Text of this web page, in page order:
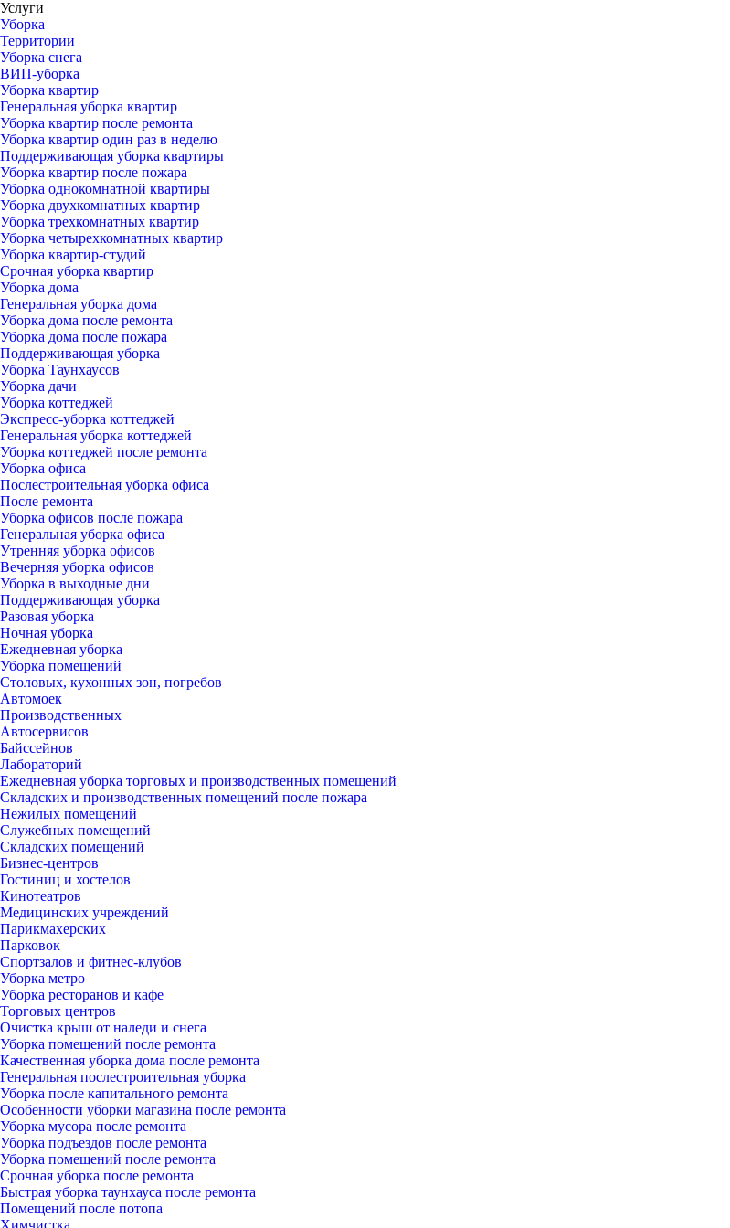
Услуги
Уборка
Территории
Уборка снега
ВИП-уборка
Уборка квартир
Генеральная уборка квартир
Уборка квартир после ремонта
Уборка квартир один раз в неделю
Поддерживающая уборка квартиры
Уборка квартир после пожара
Уборка однокомнатной квартиры
Уборка двухкомнатных квартир
Уборка трехкомнатных квартир
Уборка четырехкомнатных квартир
Уборка квартир-студий
Срочная уборка квартир
Уборка дома
Генеральная уборка дома
Уборка дома после ремонта
Уборка дома после пожара
Поддерживающая уборка
Уборка Таунхаусов
Уборка дачи
Уборка коттеджей
Экспресс-уборка коттеджей
Генеральная уборка коттеджей
Уборка коттеджей после ремонта
Уборка офиса
Послестроительная уборка офиса
После ремонта
Уборка офисов после пожара
Генеральная уборка офиса
Утренняя уборка офисов
Вечерняя уборка офисов
Уборка в выходные дни
Поддерживающая уборка
Разовая уборка
Ночная уборка
Ежедневная уборка
Уборка помещений
Столовых, кухонных зон, погребов
Автомоек
Производственных
Автосервисов
Байссейнов
Лабораторий
Ежедневная уборка торговых и производственных помещений
Складских и производственных помещений после пожара
Нежилых помещений
Служебных помещений
Складских помещений
Бизнес-центров
Гостиниц и хостелов
Кинотеатров
Медицинских учреждений
Парикмахерских
Парковок
Спортзалов и фитнес-клубов
Уборка метро
Уборка ресторанов и кафе
Торговых центров
Очистка крыш от наледи и снега
Уборка помещений после ремонта
Качественная уборка дома после ремонта
Генеральная послестроительная уборка
Уборка после капитального ремонта
Особенности уборки магазина после ремонта
Уборка мусора после ремонта
Уборка подъездов после ремонта
Уборка помещений после ремонта
Срочная уборка после ремонта
Быстрая уборка таунхауса после ремонта
Помещений после потопа
Химчистка